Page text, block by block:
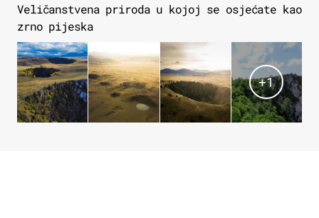
Veličanstvena priroda u kojoj se osjećate kao
zrno pijeska
+1